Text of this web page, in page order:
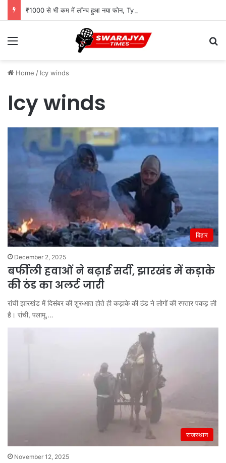
Menu
Home / Icy winds
Icy winds
बिहार
December 2, 2025
बर्फीली हवाओं ने बढ़ाई सर्दी, झारखंड में कड़ाके
की ठंड का अलर्ट जारी
रांची झारखंड में दिसंबर की शुरुआत होते ही कड़ाके की ठंड ने लोगों की रफ्तार पकड़ ली
है। रांची, पलामू,…
राजस्थान
November 12, 2025